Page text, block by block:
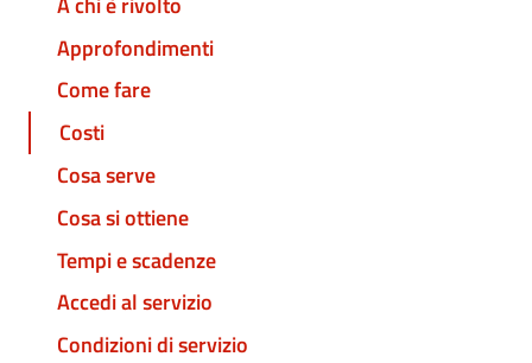
Approfondimenti
Come fare
Costi
Cosa serve
Cosa si ottiene
Tempi e scadenze
Accedi al servizio
Condizioni di servizio